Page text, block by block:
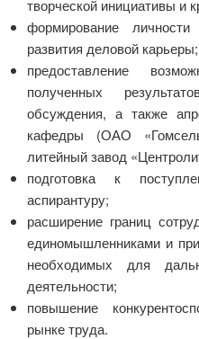
творческой инициативы и
формирование
развития деловой карьеры;
предоставление
полученных
обсуждения, а также
кафедры (ОАО
литейный завод
подготовка к
аспирантуру;
расширение границ
единомышленниками и
необходимых для
деятельности;
повышение
рынке труда.